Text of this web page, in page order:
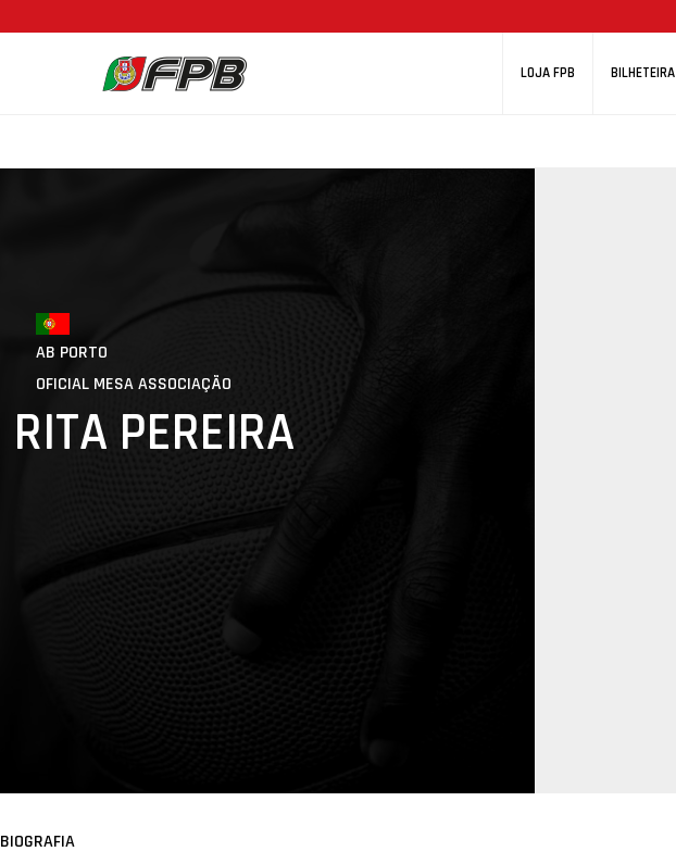
LOJA FPB BILHETEIRA
AB PORTO
OFICIAL MESA ASSOCIAÇÃO
RITA PEREIRA
BIOGRAFIA